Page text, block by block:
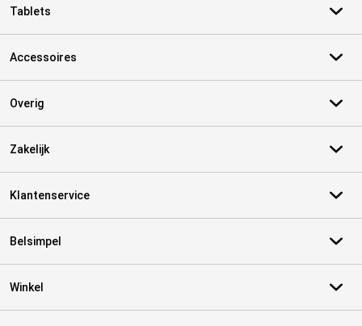
Tablets
Accessoires
Overig
Zakelijk
Klantenservice
Belsimpel
Winkel